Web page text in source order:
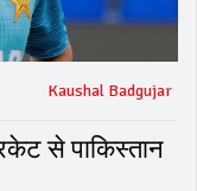
Kaushal Badgujar
से पाकिस्तान